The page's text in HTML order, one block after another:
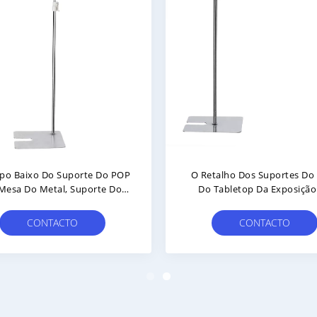
De Exposição Ajustável
Do Sinal Da Posição
Pó
CONTACTO
Suporte Livre Do Sinal Da
Da Posição Para Suportes
2100mm
CONTACTO